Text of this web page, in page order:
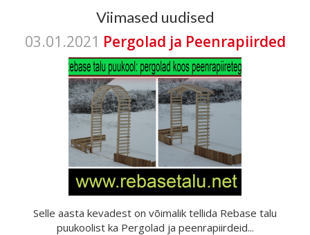
Viimased uudised
03.01.2021 Pergolad ja Peenrapiirded
Selle aasta kevadest on võimalik tellida Rebase talu
puukoolist ka Pergolad ja peenrapiirdeid...